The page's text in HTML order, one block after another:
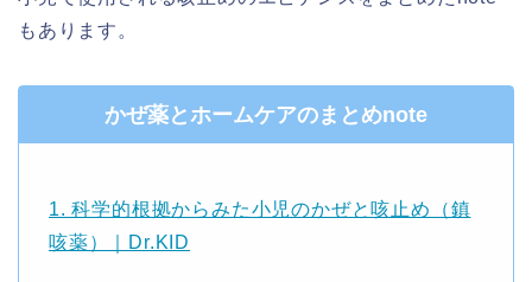
もあります。
かぜ薬とホームケアのまとめnote
1. 科学的根拠からみた小児のかぜと咳止め（鎮
咳薬）｜Dr.KID